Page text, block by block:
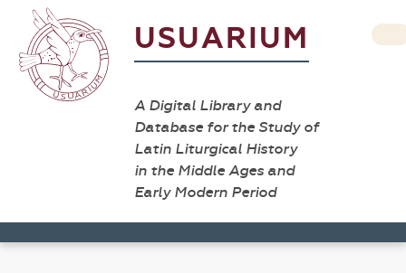
USUARIUM
A Digital Library and
Database for the Study of
Latin Liturgical History
in the Middle Ages and
Early Modern Period